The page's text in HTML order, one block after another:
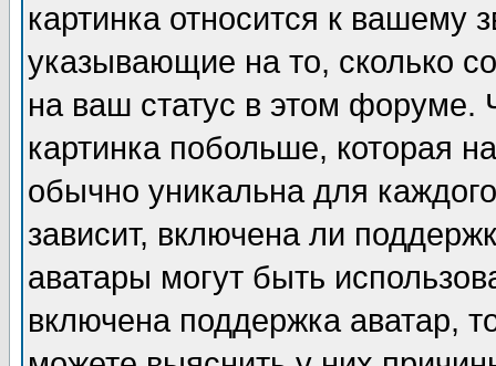
картинка относится к вашему
указывающие на то, сколько
на ваш статус в этом форуме.
картинка побольше, которая
обычно уникальна для
зависит, включена ли
аватары могут быть
включена поддержка аватар,